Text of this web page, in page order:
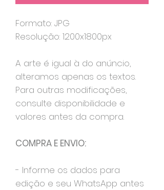
Formato: JPG
Resolução: 1200x1800px
A arte é igual à do anúncio,
alteramos apenas os textos.
Para outras modificações,
consulte disponibilidade e
valores antes da compra.
COMPRA E ENVIO:
- Informe os dados para
edição e seu WhatsApp antes